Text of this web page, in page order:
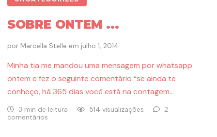
SOBRE ONTEM ...
por Marcella Stelle em julho 1, 2014
Minha tia me mandou uma mensagem por whatsapp
ontem e fez o seguinte comentário “se ainda te
conheço, há 365 dias você está na contagem…
3 min de leitura 514 visualizações
2
comentários